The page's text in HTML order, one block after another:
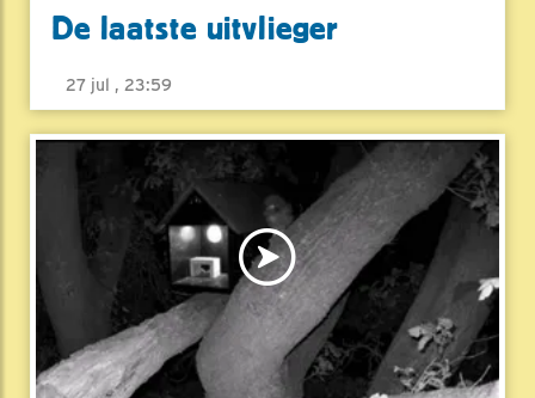
De laatste uitvlieger
27 jul , 23:59